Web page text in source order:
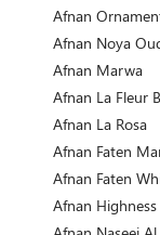
Afnan
Afnan Noya
Afnan Marwa
Afnan La Fleur
Afnan La Rosa
Afnan Faten
Afnan Faten
Afnan